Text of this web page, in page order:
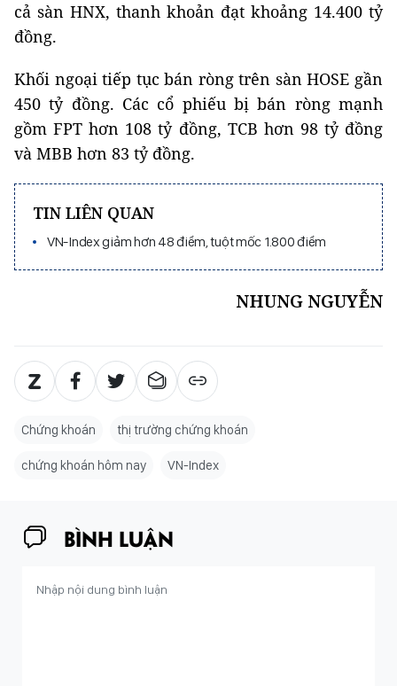
cả sàn HNX, thanh khoản đạt khoảng 14.400 tỷ
đồng.
Khối ngoại tiếp tục bán ròng trên sàn HOSE gần
450 tỷ đồng. Các cổ phiếu bị bán ròng mạnh
gồm FPT hơn 108 tỷ đồng, TCB hơn 98 tỷ đồng
và MBB hơn 83 tỷ đồng.
TIN LIÊN QUAN
VN-Index giảm hơn 48 điểm, tuột mốc 1.800 điểm
NHUNG NGUYỄN
Chứng khoán thị trường chứng khoán
chứng khoán hôm nay VN-Index
BÌNH LUẬN